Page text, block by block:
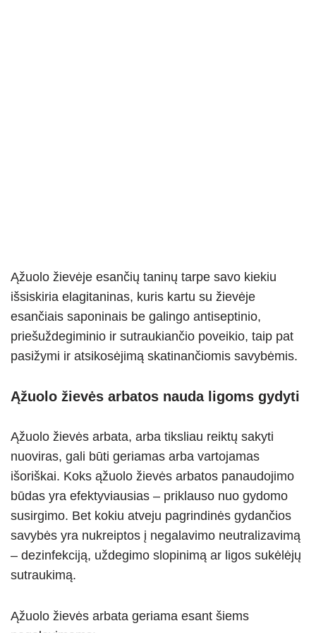
Ąžuolo žievėje esančių taninų tarpe savo kiekiu
išsiskiria elagitaninas, kuris kartu su žievėje
esančiais saponinais be galingo antiseptinio,
priešuždegiminio ir sutraukiančio poveikio, taip pat
pasižymi ir atsikosėjimą skatinančiomis savybėmis.
Ąžuolo žievės arbatos nauda ligoms gydyti
Ąžuolo žievės arbata, arba tiksliau reiktų sakyti
nuoviras, gali būti geriamas arba vartojamas
išoriškai. Koks ąžuolo žievės arbatos panaudojimo
būdas yra efektyviausias – priklauso nuo gydomo
susirgimo. Bet kokiu atveju pagrindinės gydančios
savybės yra nukreiptos į negalavimo neutralizavimą
– dezinfekciją, uždegimo slopinimą ar ligos sukėlėjų
sutraukimą.
Ąžuolo žievės arbata geriama esant šiems